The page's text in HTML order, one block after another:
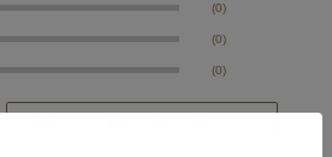
(0)
(0)
(0)